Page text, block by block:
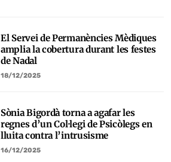
El Servei de Permanències Mèdiques
amplia la cobertura durant les festes
de Nadal
18/12/2025
Sònia Bigordà torna a agafar les
regnes d’un Col·legi de Psicòlegs en
lluita contra l’intrusisme
16/12/2025